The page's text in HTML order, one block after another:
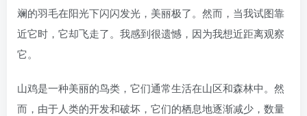
斓的羽毛在阳光下闪闪发光，美丽极了。然而，当我试图靠
近它时，它却飞走了。我感到很遗憾，因为我想近距离观察
它。
山鸡是一种美丽的鸟类，它们通常生活在山区和森林中。然
而，由于人类的开发和破坏，它们的栖息地逐渐减少，数量